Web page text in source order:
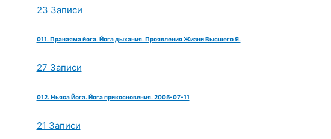
23 Записи
011. Пранаяма йога. Йога дыхания. Проявления Жизни Высшего Я.
27 Записи
012. Ньяса Йога. Йога прикосновения. 2005-07-11
21 Записи